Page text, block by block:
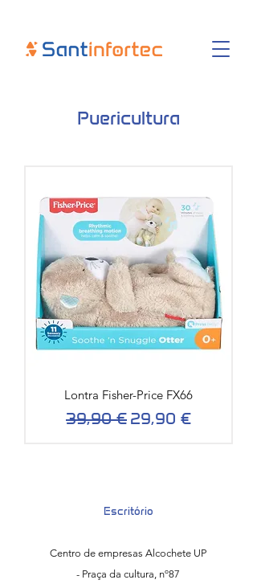
Puericultura
Lontra Fisher-Price FX66
Preço normal
39,90 € Preço
29,90 €
Escritório
Centro de empresas Alcochete UP
- Praça da cultura, nº87